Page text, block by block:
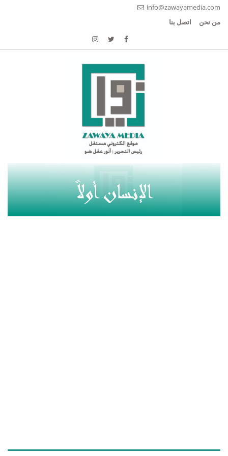
info@zawayamedia.com
من نحن
اتصل بنا